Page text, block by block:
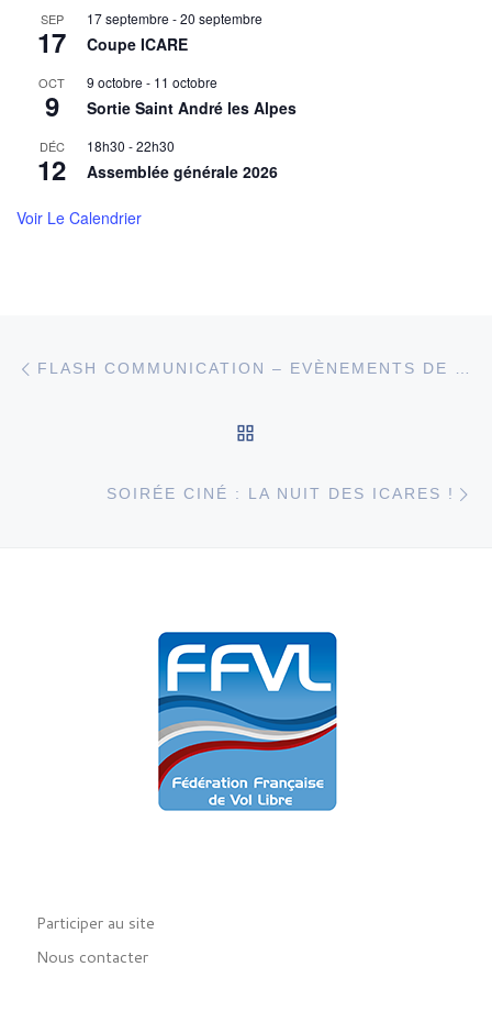
SEP
17
17 septembre -20 septembre
Coupe ICARE
OCT
9
9 octobre - 11 octobre
Sortie Saint André les Alpes
DÉC
12
18h30 -22h30
Assemblée générale 2026
Voir Le Calendrier
Parcourir les articles
SOIRÉE CINÉ : LA NUIT DES ICARES !
Participer au site
Nous contacter